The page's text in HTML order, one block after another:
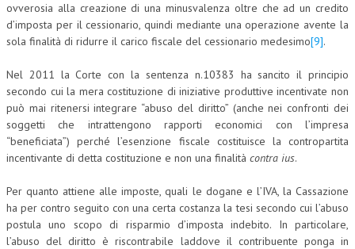
ovverosia alla creazione di una minusvalenza oltre che ad un credito
d’imposta per il cessionario, quindi mediante una operazione avente la
sola finalità di ridurre il carico fiscale del cessionario medesimo[9].
Nel 2011 la Corte con la sentenza n.10383 ha sancito il principio
secondo cui la mera costituzione di iniziative produttive incentivate non
può mai ritenersi integrare “abuso del diritto” (anche nei confronti dei
soggetti che intrattengono rapporti economici con l’impresa
“beneficiata”) perché l’esenzione fiscale costituisce la contropartita
incentivante di detta costituzione e non una finalità contra ius.
Per quanto attiene alle imposte, quali le dogane e l’IVA, la Cassazione
ha per contro seguito con una certa costanza la tesi secondo cui l’abuso
postula uno scopo di risparmio d’imposta indebito. In particolare,
l’abuso del diritto è riscontrabile laddove il contribuente ponga in